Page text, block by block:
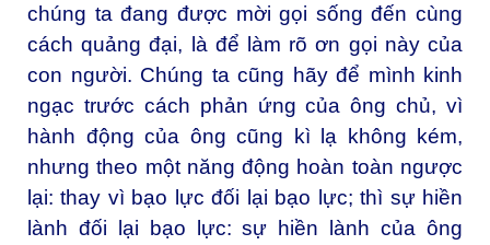
chúng ta đang được mời gọi sống đến cùng
cách quảng đại, là để làm rõ ơn gọi này của
con người. Chúng ta cũng hãy để mình kinh
ngạc trước cách phản ứng của ông chủ, vì
hành động của ông cũng kì lạ không kém,
nhưng theo một năng động hoàn toàn ngược
lại: thay vì bạo lực đối lại bạo lực; thì sự hiền
lành đối lại bạo lực: sự hiền lành của ông